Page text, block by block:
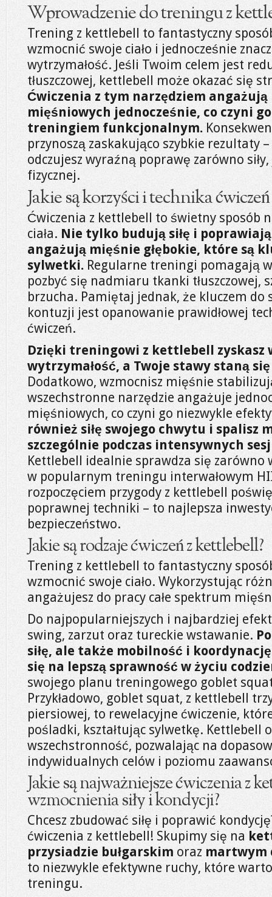
Wprowadzenie do treningu z
Trening z kettlebell to fantastyczny
wzmocnić swoje ciało i jednocześnie
wytrzymałość. Jeśli Twoim celem jest
tłuszczowej, kettlebell może okazać się
Ćwiczenia z tym narzędziem
mięśniowych jednocześnie, co czyni
treningiem funkcjonalnym.
przynoszą zaskakująco szybkie rezultaty
odczujesz wyraźną poprawę zarówno
fizycznej.
Jakie są korzyści i technika
Ćwiczenia z kettlebell to świetny sposób
ciała. Nie tylko budują siłę i
angażują mięśnie głębokie, które są
sylwetki. Regularne treningi pomagają
pozbyć się nadmiaru tkanki tłuszczowej,
brzucha. Pamiętaj jednak, że kluczem do
kontuzji jest opanowanie prawidłowej
ćwiczeń.
Dzięki treningowi z kettlebell zyskasz
wytrzymałość, a Twoje stawy staną
Dodatkowo, wzmocnisz mięśnie
wszechstronne narzędzie angażuje
mięśniowych, co czyni go niezwykle
również siłę swojego chwytu i spalisz
szczególnie podczas intensywnych
Kettlebell idealnie sprawdza się zarówno
w popularnym treningu interwałowym
rozpoczęciem przygody z kettlebell
poprawnej techniki – to najlepsza
bezpieczeństwo.
Jakie są rodzaje ćwiczeń z kettlebell?
Trening z kettlebell to fantastyczny
wzmocnić swoje ciało. Wykorzystując
angażujesz do pracy całe spektrum
Do najpopularniejszych i najbardziej
swing, zarzut oraz tureckie wstawanie.
siłę, ale także mobilność i
się na lepszą sprawność w życiu
swojego planu treningowego goblet
Przykładowo, goblet squat, z kettlebell
piersiowej, to rewelacyjne ćwiczenie,
pośladki, kształtując sylwetkę. Kettlebell
wszechstronność, pozwalając na
indywidualnych celów i poziomu
Jakie są najważniejsze ćwiczenia z
wzmocnienia siły i kondycji?
Chcesz zbudować siłę i poprawić
ćwiczenia z kettlebell! Skupimy się na
przysiadzie bułgarskim oraz martwym
to niezwykle efektywne ruchy, które warto
treningu.